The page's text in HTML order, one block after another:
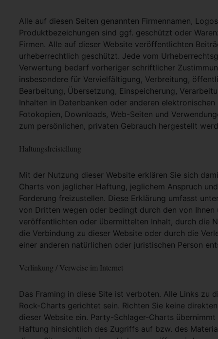
Alle auf diesen Seiten genannten Firmennamen,
Produktbezeichungen sind ggf. geschützt oder
Firmen. Alle auf dieser Website veröffentlichten
urheberrechtlich geschützt. Jede vom
Verwertung bedarf vorheriger schriftlicher
insbesondere für Vervielfältigung, Verbreitung,
Bearbeitung, Übersetzung, Einspeicherung,
Inhalten in Datenbanken oder anderen
Fotokopien, Downloads, Web-Seiten und
zum persönlichen, privaten Gebrauch hergestellt
Haftungsfreistellung
Mit der Nutzung dieser Website erklären Sie sich
Charts von jeglicher Haftung, jeglichem Anspruch
Forderung freizustellen. Diese Erklärung umfasst
von Dritten wegen oder bedingt durch den von Ihnen
veröffentlichten oder übermittelten Inhalt, durch die
die Verbindung zu dieser Website oder durch die
einer anderen natürlichen oder juristischen Person
Verlinkung / Verweise im Internet
Das Framing in diese Site ist verboten. Alle Links zu
Rock-Charts gerichtet sein. Richten Sie keine
dieser Website ein. Party-Schlager-Charts
Haftung hinsichtlich des Zugriffs auf bzw. des